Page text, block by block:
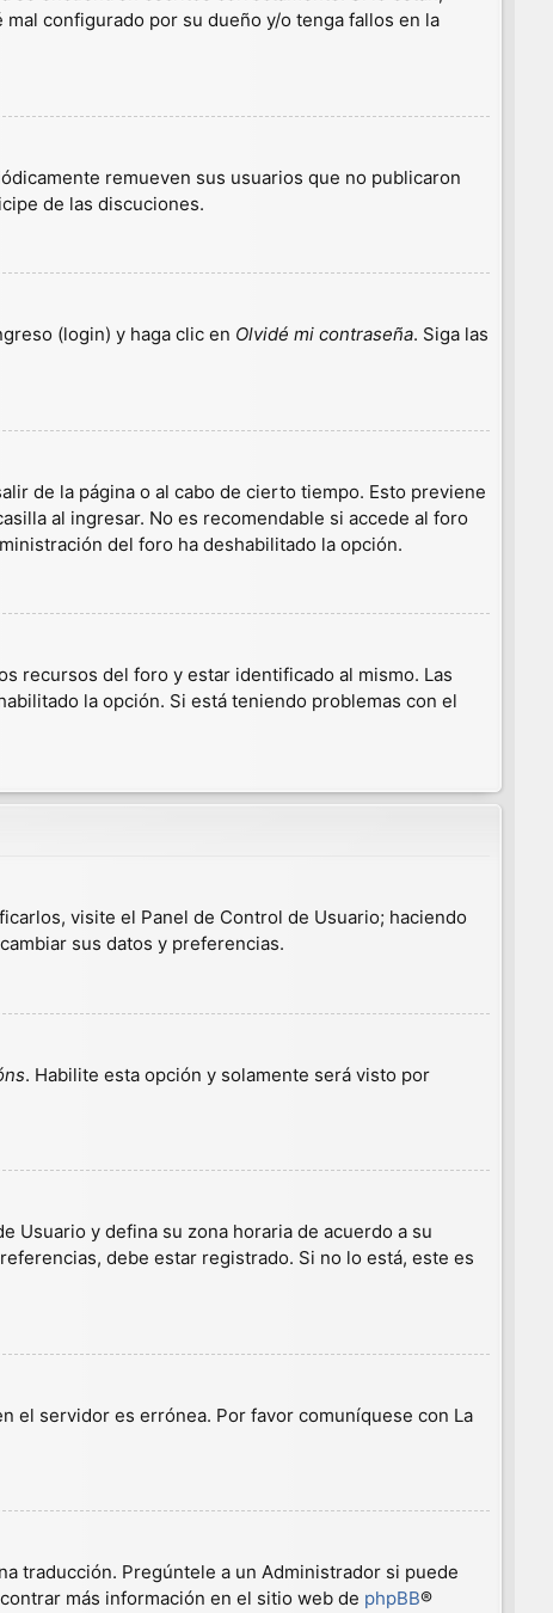
configurado por su dueño y/o tenga fallos en la
remueven sus usuarios que no publicaron
de las discuciones.
(login) y haga clic en Olvidé mi contraseña. Siga las
de la página o al cabo de cierto tiempo. Esto previene
al ingresar. No es recomendable si accede al foro
del foro ha deshabilitado la opción.
recursos del foro y estar identificado al mismo. Las
la opción. Si está teniendo problemas con el
visite el Panel de Control de Usuario; haciendo
sus datos y preferencias.
. Habilite esta opción y solamente será visto por
Usuario y defina su zona horaria de acuerdo a su
debe estar registrado. Si no lo está, este es
el servidor es errónea. Por favor comuníquese con La
traducción. Pregúntele a un Administrador si puede
más información en el sitio web de phpBB®